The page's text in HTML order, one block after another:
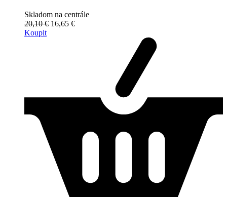
Skladom na centrále
20,10 € 16,65 €
Koupit